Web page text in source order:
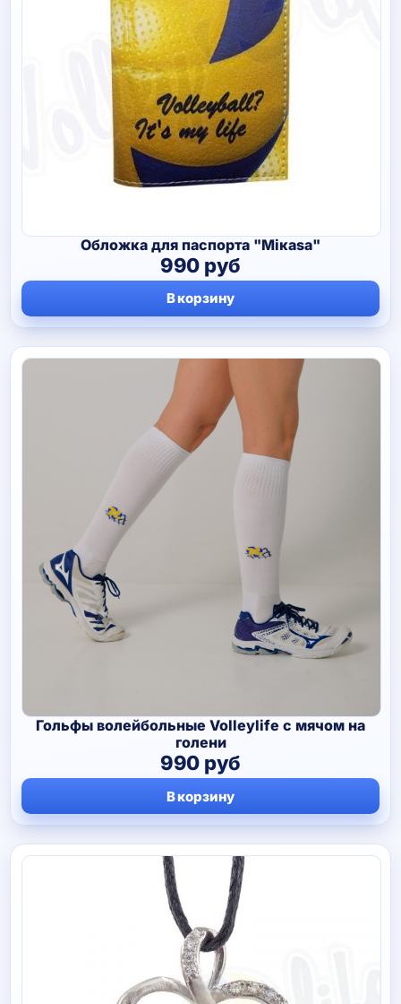
Обложка для паспорта "Мiкаsа"
990 руб
В корзину
Гольфы волейбольные Volleylife с мячом на
голени
990 руб
В корзину